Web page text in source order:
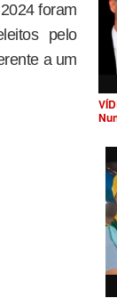
foram
pelo
a um